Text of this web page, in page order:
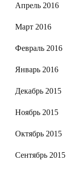
Апрель 2016
Март 2016
Февраль 2016
Январь 2016
Декабрь 2015
Ноябрь 2015
Октябрь 2015
Сентябрь 2015